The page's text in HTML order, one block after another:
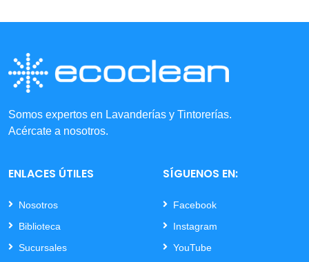
Somos expertos en Lavanderías y Tintorerías.
Acércate a nosotros.
ENLACES ÚTILES
Nosotros
Biblioteca
Sucursales
SÍGUENOS EN:
Facebook
Instagram
YouTube